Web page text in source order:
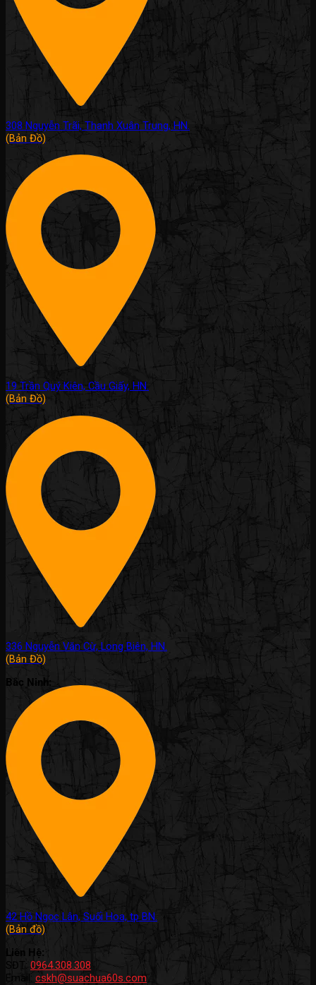
308 Nguyễn Trãi, Thanh Xuân Trung, HN.
(Bản Đồ)
19 Trần Quý Kiên, Cầu Giấy, HN.
(Bản Đồ)
336 Nguyễn Văn Cừ, Long Biên, HN.
(Bản Đồ)
Bắc Ninh:
42 Hồ Ngọc Lân, Suối Hoa, tp BN.
(Bản đồ)
Liên Hệ:
SĐT: 0964.308.308
Email: cskh@suachua60s.com